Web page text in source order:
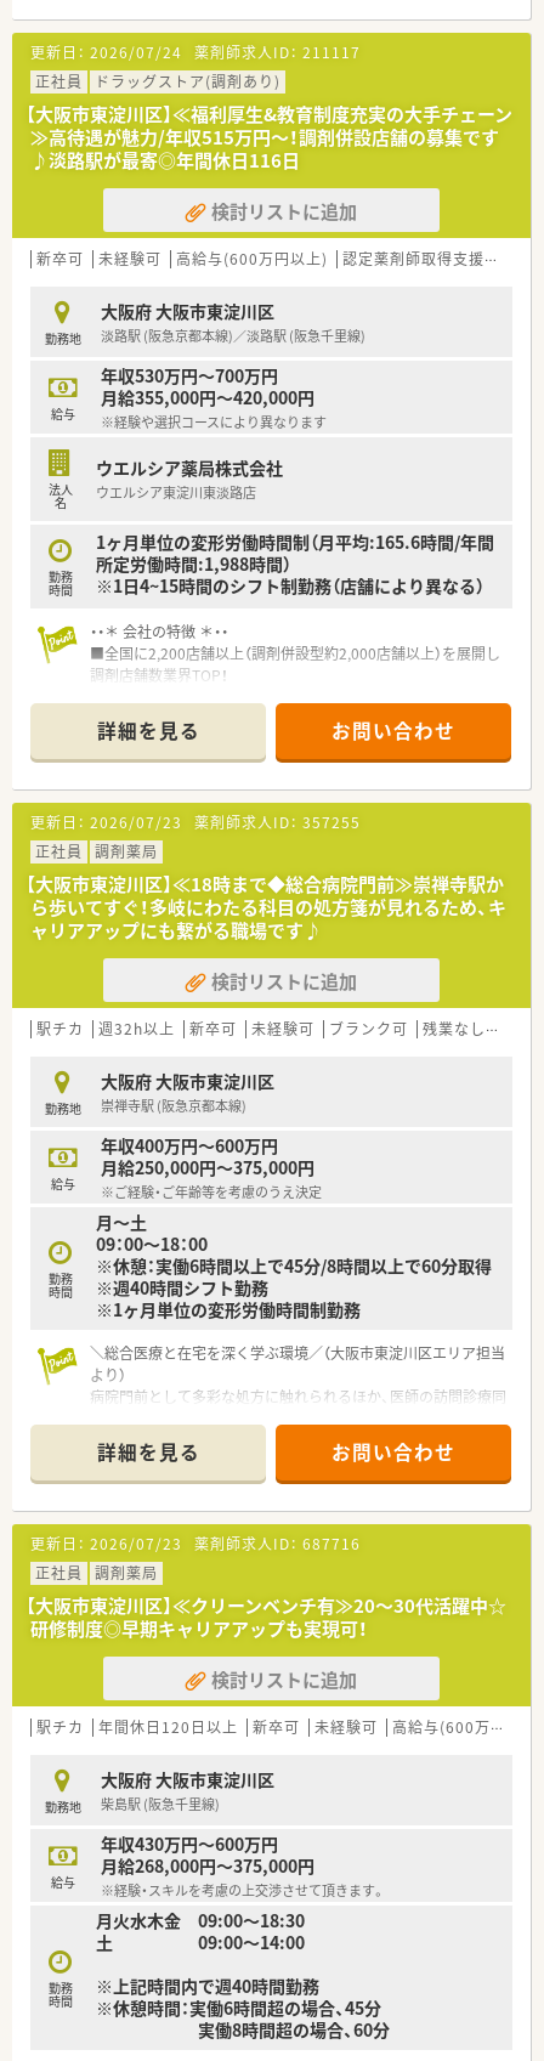
＜特徴・ポイントのご紹介＞
★薬剤師を守る独自システム
業務をサポートするために様々なシステムを独自開発していま
す。
その一つが約20年前から導入され、進化を続けている調剤シス
テム「SPITS」。
処方箋受付から一連の調剤業務を連動させ、業務効率化を図るほ
か、
調剤過誤防止機能を高め、患者様と働くスタッフを守っていま
システム改修が必要な制度変更があった場合も、迅速に対応でき
る強みを生かしていきます。
★刷新された新規採用者研修
中途入社ならではの悩みを解消し、さくら薬局グループのビジョ
ンや社内規定などをご案内。
同期入社の方との繋がりを踏まえ、『さくら薬局の薬剤師』とし
て、安心してキャリアをスタートいただくための研修です。
店舗OJT・フォローアップや通常の社内研修と絡めて中途入社専
門の体系的な研修をご用意。
★業界トップクラスの認定薬局数と盤石化を図る組織体制
です。
がん診療連携拠点病院等との密な連携を行いつつ、より高度な薬
学管理や、
連携薬局も取得しています。
本社から業界動向などの情報が常に発信されており、患者様や医
療機関と信頼関係を築きやすい体制があるのも認定薬局が増え
★安心して働ける環境と福利厚生制度
年間休日が「126日相当時間」と業界トップクラスのさくら薬局
境づくりを考え、ライフステージに応じた福利厚生をご用意して
います。
また、患者さまへの想いをカタチにする「リトルチャレンジ制
度」では「現場主義」を念頭に、
地域・店舗ごとに異なる患者さまのニーズやスタッフの思いを実
現する取り組みも行っています。
入社後もひとりひとりの薬剤師像に近しい多彩なキャリアステ
ップをご用意しております。
こうした働きやすい環境づくりに力を入れている『さくら薬局グ
ループ』でご活躍されてみませんか？
更新日： 2026/07/24 薬剤師求人ID： 211117
正社員
ドラッグストア(調剤あり)
【大阪市東淀川区】≪福利厚生&教育制度充実の大手チェーン
≫高待遇が魅力/年収515万円～！調剤併設店舗の募集です
♪淡路駅が最寄◎年間休日116日
検討リストに追加
新卒可 未経験可 高給与(600万円以上) 認定薬剤師取得支援あり
勤務地
大阪府 大阪市東淀川区
淡路駅 (阪急京都本線)／淡路駅 (阪急千里線)
給与
年収530万円～700万円
月給355,000円～420,000円
※経験や選択コースにより異なります
法人
名
ウエルシア薬局株式会社
ウエルシア東淀川東淡路店
勤務
時間
1ヶ月単位の変形労働時間制（月平均:165.6時間/年間
所定労働時間:1,988時間）
※1日4~15時間のシフト制勤務（店舗により異なる）
・・＊ 会社の特徴 ＊・・
■全国に2,200店舗以上（調剤併設型約2,000店舗以上）を展開し
調剤店舗数業界TOP！
頑張り次第で高給与も可能！
■経験や勤務コースによりますが、経験の少ない方でも500万前
半スタートと業界TOP水準！
■職種や職域に合わせ、豊富な社内研修や外部組織と連携した研
修を用意されています
■薬剤師が中心の会社だからこそ活躍できるキャリアパスが多
種多様に用意されています。
■店舗拡大に伴い、エリアマネジャーや営業部長等のマネジメン
トのポジションも増えます。
■在宅や教育等の専門性を活かせるスペシャリストを目指すこ
とも可能です。
■その他にも、管理部門や商品部門等の本社スタッフなど活動領
域は多種多様です。
■在宅実施店舗は年々増加しており、在宅医療へもしっかりと関
わる事ができます。
時短勤務ができるよう変更予定です。
■年間休日が120日とワークライフバランスが整っています
■日用品から常備薬まで、従業員割引制度など嬉しいメリットも
たくさんあります！
詳細を見る お問い合わせ
更新日： 2026/07/23 薬剤師求人ID： 357255
正社員
調剤薬局
【大阪市東淀川区】≪18時まで◆総合病院門前≫崇禅寺駅か
ら歩いてすぐ！多岐にわたる科目の処方箋が見れるため、キ
ャリアアップにも繋がる職場です♪
検討リストに追加
駅チカ 週32h以上 新卒可 未経験可 ブランク可 残業なし(ほぼなし含む)
勤務地
大阪府 大阪市東淀川区
崇禅寺駅 (阪急京都本線)
給与
年収400万円～600万円
月給250,000円～375,000円
※ご経験・ご年齢等を考慮のうえ決定
勤務
時間
月～土
09：00～18：00
※休憩：実働6時間以上で45分/8時間以上で60分取得
※週40時間シフト勤務
※1ヶ月単位の変形労働時間制勤務
＼総合医療と在宅を深く学ぶ環境／（大阪市東淀川区エリア担当
より）
病院門前として多彩な処方に触れられるほか、医師の訪問診療同
プが叶います。
＊------------------------------------------
【店舗情報と応需状況について】
■阪急京都本線の崇禅寺駅から歩いてすぐという抜群の駅チカ
立地にあり、悪天候の日でも毎日の通勤にかかるストレスが非常
に少ないです。
■地域を代表する淀川キリスト教病院の門前に構えており、多岐
にわたる高度な総合科目の処方箋を1日あたり約50枚応需して
います。
■1,200品目以上の医薬品を採用する面対応の調剤薬局であり、
外来調剤に加えて居宅や施設への丁寧な在宅業務も実施してい
【想定される業務内容】
康を支える丁寧な服薬指導や薬歴管理などの業務全般を行いま
す。
■地域の医療機関や介護関係者と密に連携を図りながら、医師の
訪問診療に直接同行する形式など高度な在宅医療にも携わりま
す。
■常時3名の薬剤師体制を維持しているため、お互いの業務を複
数名でフォローし合いながら安全に調剤を行うことができま
す。
■大手企業ならではの低い離職率を強みに、店舗には20代の若
手から60代のベテランまで幅広い世代が和気あいあいと活躍し
詳細を見る お問い合わせ
更新日： 2026/07/23 薬剤師求人ID： 687716
正社員
調剤薬局
【大阪市東淀川区】≪クリーンベンチ有≫20～30代活躍中☆
研修制度◎早期キャリアアップも実現可！
検討リストに追加
駅チカ 年間休日120日以上 新卒可 未経験可 高給与(600万円以上)
勤務地
大阪府 大阪市東淀川区
柴島駅 (阪急千里線)
給与
年収430万円～600万円
月給268,000円～375,000円
※経験・スキルを考慮の上交渉させて頂きます。
勤務
時間
月火水木金 09:00～18:30
土 09:00～14:00
※上記時間内で週40時間勤務
※休憩時間：実働6時間超の場合、45分
実働8時間超の場合、60分